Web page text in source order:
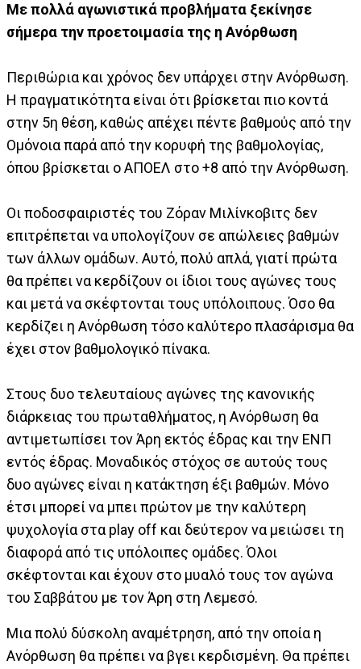
Με πολλά αγωνιστικά προβλήματα ξεκίνησε
σήμερα την προετοιμασία της η Ανόρθωση
Περιθώρια και χρόνος δεν υπάρχει στην Ανόρθωση.
Η πραγματικότητα είναι ότι βρίσκεται πιο κοντά
στην 5η θέση, καθώς απέχει πέντε βαθμούς από την
Ομόνοια παρά από την κορυφή της βαθμολογίας,
όπου βρίσκεται ο ΑΠΟΕΛ στο +8 από την Ανόρθωση.
Οι ποδοσφαιριστές του Ζόραν Μιλίνκοβιτς δεν
επιτρέπεται να υπολογίζουν σε απώλειες βαθμών
των άλλων ομάδων. Αυτό, πολύ απλά, γιατί πρώτα
θα πρέπει να κερδίζουν οι ίδιοι τους αγώνες τους
και μετά να σκέφτονται τους υπόλοιπους. Όσο θα
κερδίζει η Ανόρθωση τόσο καλύτερο πλασάρισμα θα
έχει στον βαθμολογικό πίνακα.
Στους δυο τελευταίους αγώνες της κανονικής
διάρκειας του πρωταθλήματος, η Ανόρθωση θα
αντιμετωπίσει τον Άρη εκτός έδρας και την ΕΝΠ
εντός έδρας. Μοναδικός στόχος σε αυτούς τους
δυο αγώνες είναι η κατάκτηση έξι βαθμών. Μόνο
έτσι μπορεί να μπει πρώτον με την καλύτερη
ψυχολογία στα play off και δεύτερον να μειώσει τη
διαφορά από τις υπόλοιπες ομάδες. Όλοι
σκέφτονται και έχουν στο μυαλό τους τον αγώνα
του Σαββάτου με τον Άρη στη Λεμεσό.
Μια πολύ δύσκολη αναμέτρηση, από την οποία η
Ανόρθωση θα πρέπει να βγει κερδισμένη. Θα πρέπει